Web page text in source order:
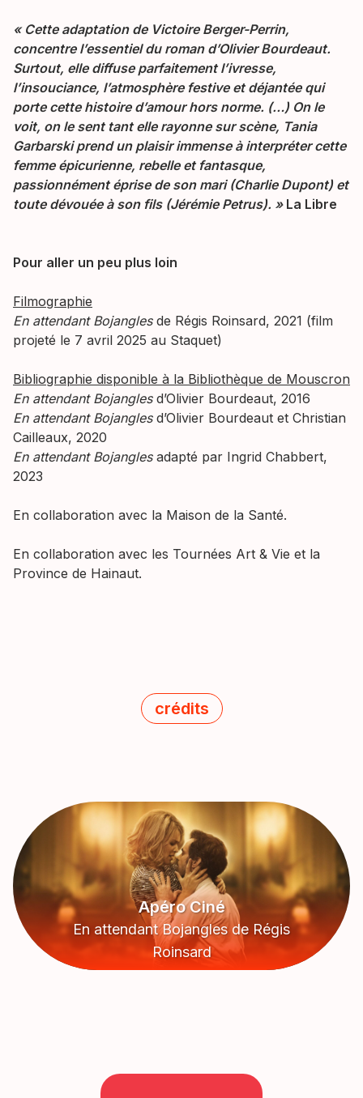
« Cette adaptation de Victoire Berger-Perrin,
concentre l’essentiel du roman d’Olivier Bourdeaut.
Surtout, elle diffuse parfaitement l’ivresse,
l’insouciance, l’atmosphère festive et déjantée qui
porte cette histoire d’amour hors norme. (…) On le
voit, on le sent tant elle rayonne sur scène, Tania
Garbarski prend un plaisir immense à interpréter cette
femme épicurienne, rebelle et fantasque,
passionnément éprise de son mari (Charlie Dupont) et
toute dévouée à son fils (Jérémie Petrus). »La Libre
Pour aller un peu plus loin
Filmographie
En attendant Bojangles de Régis Roinsard, 2021 (film
projeté le 7 avril 2025 au Staquet)
Bibliographie disponible à la Bibliothèque de Mouscron
En attendant Bojangles d’Olivier Bourdeaut, 2016
En attendant Bojanglesd’Olivier Bourdeaut et Christian
Cailleaux, 2020
En attendant Bojangles adapté par Ingrid Chabbert,
2023
En collaboration avec la Maison de la Santé.
En collaboration avec les Tournées Art & Vie et la
Province de Hainaut.
crédits
Apéro Ciné
En attendant Bojangles de Régis
Roinsard